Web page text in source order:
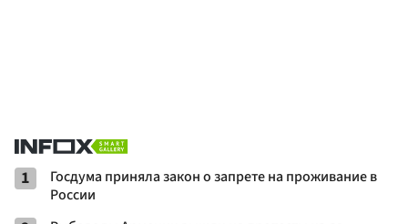
1
Госдума приняла закон о запрете на проживание в
России